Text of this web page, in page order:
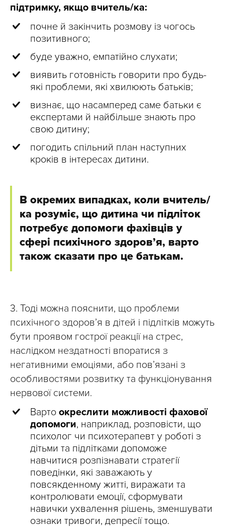
підтримку, якщо вчитель/ка:
почне й закінчить розмову із чогось
позитивного;
буде уважно, емпатійно слухати;
виявить готовність говорити про будь-
які проблеми, які хвилюють батьків;
визнає, що насамперед саме батьки є
експертами й найбільше знають про
свою дитину;
погодить спільний план наступних
кроків в інтересах дитини.
В окремих випадках, коли вчитель/
ка розуміє, що дитина чи підліток
потребує допомоги фахівців у
сфері психічного здоров’я, варто
також сказати про це батькам.
3. Тоді можна пояснити, що проблеми
психічного здоров’я в дітей і підлітків можуть
бути проявом гострої реакції на стрес,
наслідком нездатності впоратися з
негативними емоціями, або пов’язані з
особливостями розвитку та функціонування
нервової системи.
Варто окреслити можливості фахової
допомоги, наприклад, розповісти, що
психолог чи психотерапевт у роботі з
дітьми та підлітками допоможе
навчитися розпізнавати стратегії
поведінки, які заважають у
повсякденному житті, виражати та
контролювати емоції, сформувати
навички ухвалення рішень, зменшувати
ознаки тривоги, депресії тощо.